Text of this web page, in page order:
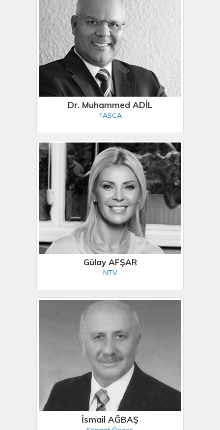
Dr. Muhammed ADİL
TASCA
Gülay AFŞAR
NTV
İsmail AĞBAŞ